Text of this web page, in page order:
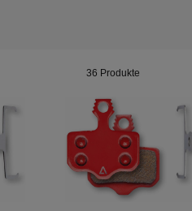
36 Produkte